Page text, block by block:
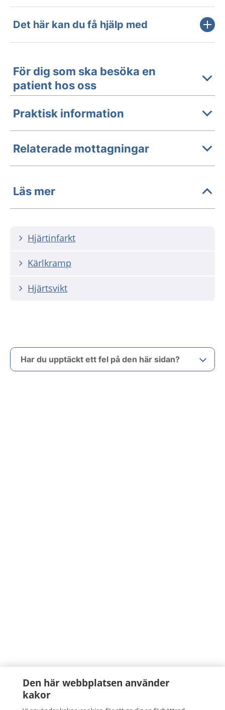
Det här kan du få hjälp med
För dig som ska besöka en
patient hos oss
Praktisk information
Relaterade mottagningar
Läs mer
Hjärtinfarkt
Kärlkramp
Hjärtsvikt
Har du upptäckt ett fel på den här sidan?
Den här webbplatsen använder
kakor